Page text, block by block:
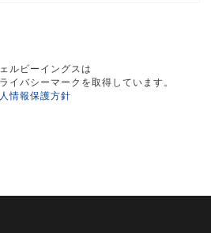
ルビーイングスは
イバシーマークを取得しています。
情報保護方針